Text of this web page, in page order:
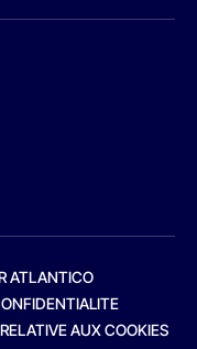
ATLANTICO
AUX COOKIES